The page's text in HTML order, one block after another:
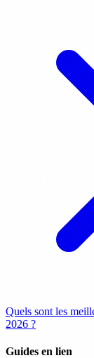
Quels sont les
2026 ?
Guides en lien